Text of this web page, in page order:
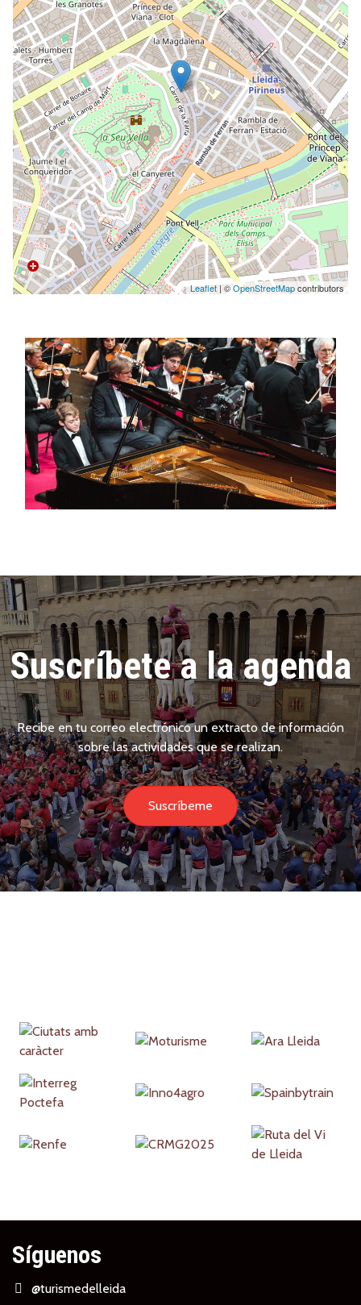
Leaflet| ©OpenStreetMapcontributors
Suscríbete a la agenda
Recibe en tu correo electrónico un extracto de información
sobre las actividades que se realizan.
Suscríbeme
Partners
Síguenos
@turismedelleida